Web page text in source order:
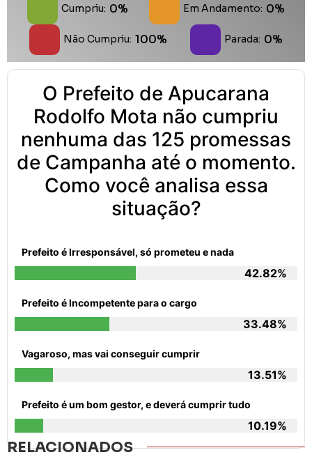
Cumpriu: 0% Em Andamento: 0%
Não Cumpriu: 100% Parada: 0%
O Prefeito de Apucarana
Rodolfo Mota não cumpriu
nenhuma das 125 promessas
de Campanha até o momento.
Como você analisa essa
situação?
Prefeito é Irresponsável, só prometeu e nada
42.82%
Prefeito é Incompetente para o cargo
33.48%
Vagaroso, mas vai conseguir cumprir
13.51%
Prefeito é um bom gestor, e deverá cumprir tudo
10.19%
RELACIONADOS